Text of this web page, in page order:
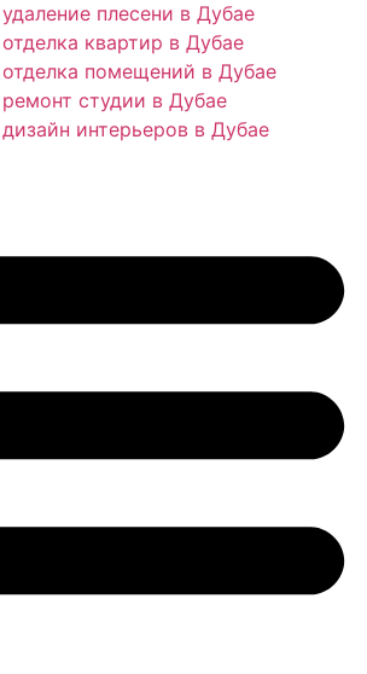
плесени в Дубае
квартир в Дубае
помещений в Дубае
студии в Дубае
интерьеров в Дубае